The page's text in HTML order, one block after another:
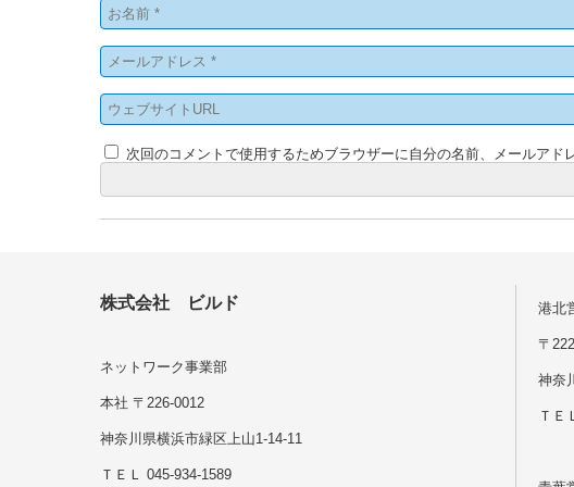
次回のコメントで使用するためブラウザーに自分の名前、メールアド
株式会社 ビルド
ネットワーク事業部
本社 〒226-0012
神奈川県横浜市緑区上山1-14-11
ＴＥＬ 045-934-1589
港北
〒
神奈
ＴＥ